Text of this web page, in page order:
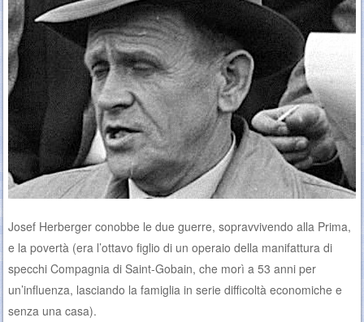
Josef Herberger conobbe le due guerre, sopravvivendo alla Prima,
e la povertà (era l’ottavo figlio di un operaio della manifattura di
specchi Compagnia di Saint-Gobain, che morì a 53 anni per
un’influenza, lasciando la famiglia in serie difficoltà economiche e
senza una casa).